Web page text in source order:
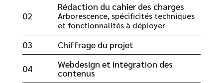
02
Rédaction du cahier des charges
Arborescence, spécificités techniques
et fonctionnalités à déployer
03 Chiffrage du projet
04 Webdesign et intégration des
contenus